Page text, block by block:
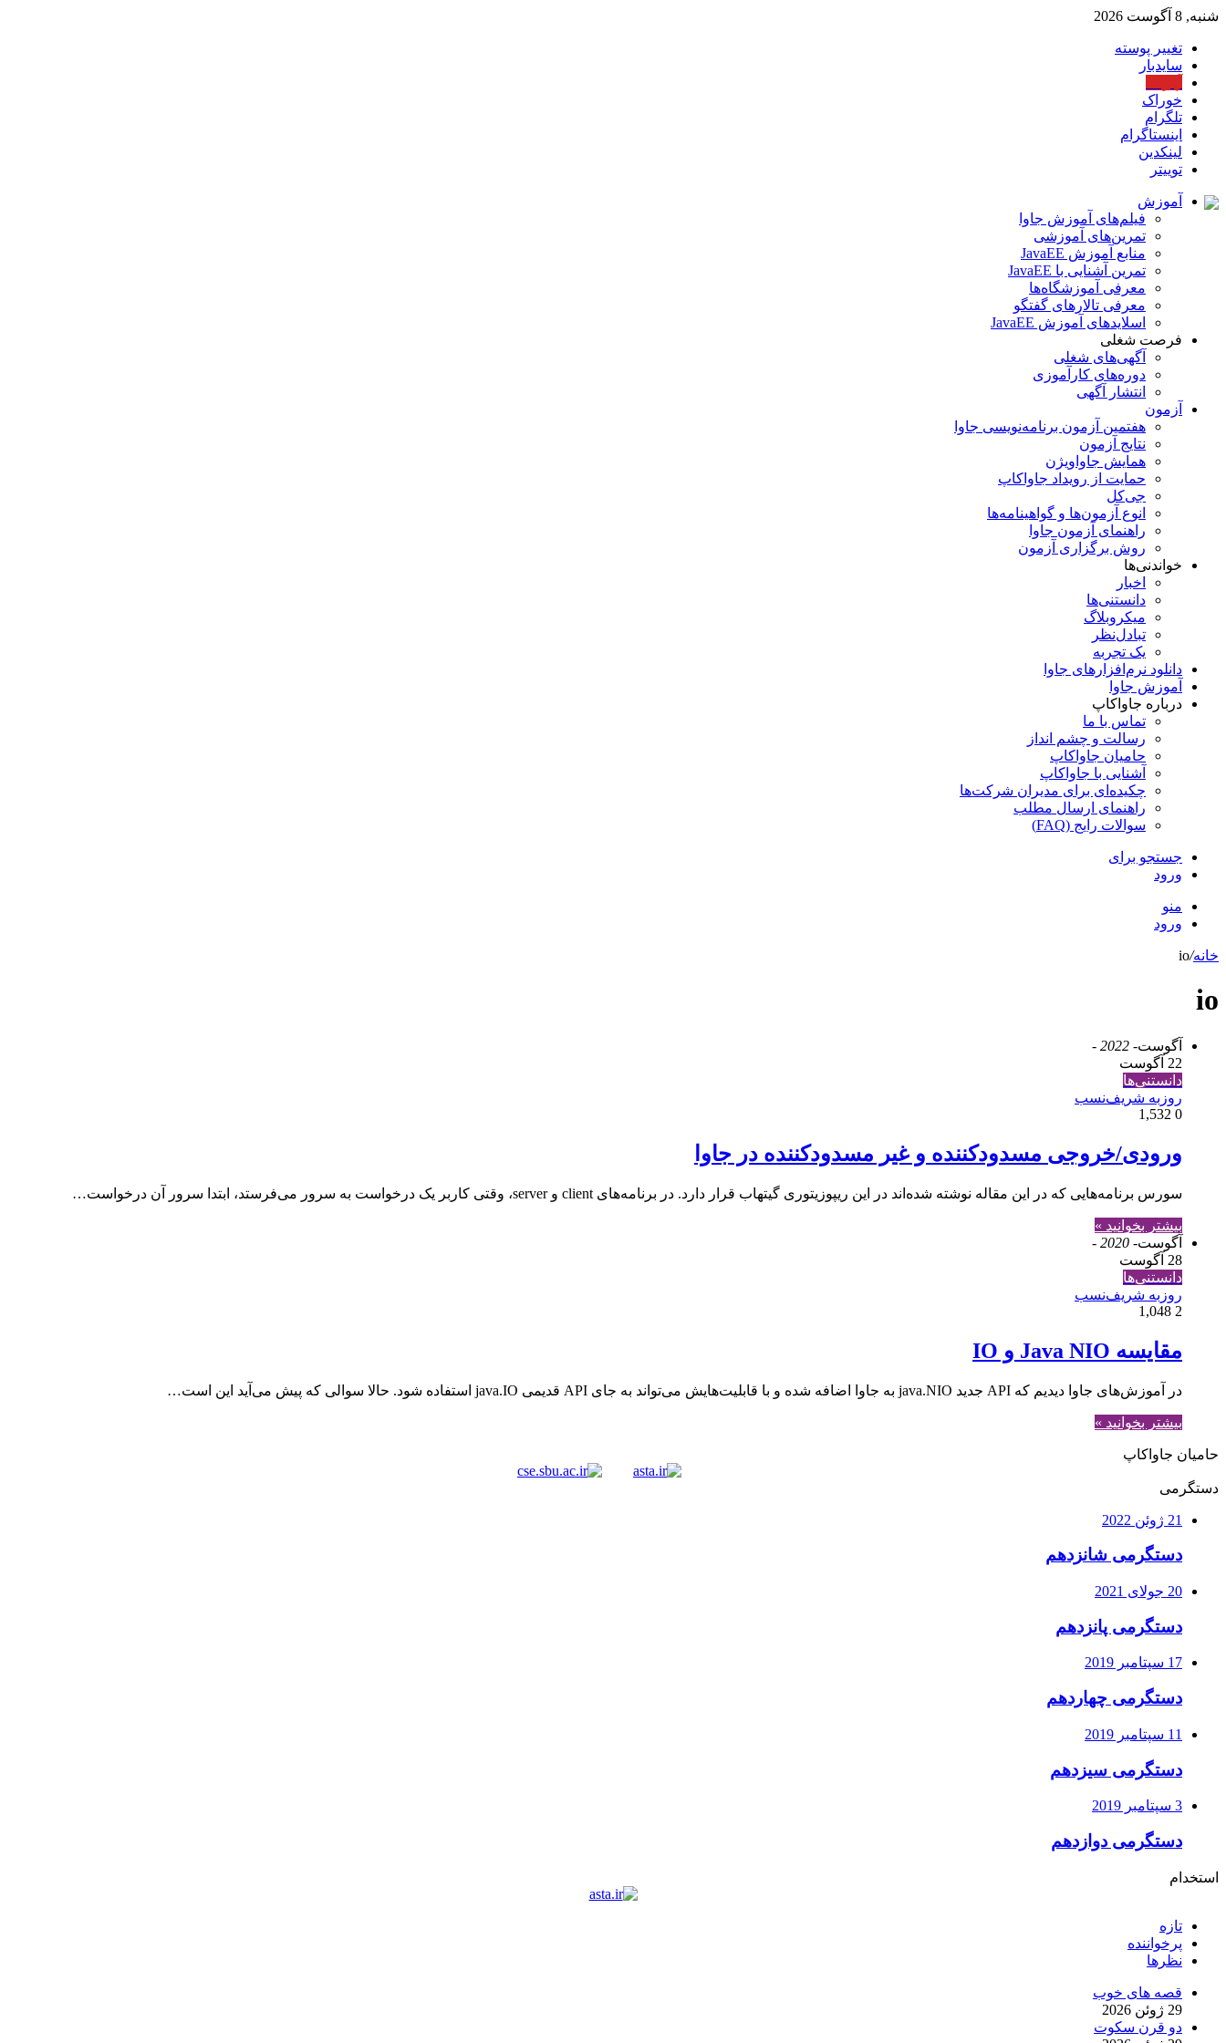
شنبه, 8 آگوست 2026
تغییر پوسته
سایدبار
خوراک
تلگرام
اینستاگرام
لینکدین
توییتر
آموزش
فیلم‌های آموزش جاوا
تمرین‌های آموزشی
منابع آموزش JavaEE
تمرین آشنایی با JavaEE
معرفی آموزشگاه‌ها
معرفی تالارهای گفتگو
اسلایدهای آموزش JavaEE
فرصت شغلی
آگهی‌های شغلی
دوره‌های کارآموزی
انتشار آگهی
آزمون
هفتمین آزمون برنامه‌نویسی جاوا
نتایج آزمون
همایش جاواویژن
حمایت از رویداد جاواکاپ
جی‌کل
انوع آزمون‌ها و گواهینامه‌ها
راهنمای آزمون جاوا
روش برگزاری آزمون
خواندنی‌ها
اخبار
دانستنی‌ها
میکروبلاگ
تبادل‌نظر
یک تجربه
دانلود نرم‌افزارهای جاوا
آموزش جاوا
درباره جاواکاپ
تماس با ما
رسالت و چشم انداز
حامیان جاواکاپ
آشنایی با جاواکاپ
چکیده‌ای برای مدیران شرکت‌ها
راهنمای ارسال مطلب
سوالات رایج (FAQ)
جستجو برای
ورود
منو
ورود
خانه/
io
io
آگوست- 2022 -
22 آگوست
دانستنی‌ها
روزبه شریف‌نسب
0
ورودی/خروجی مسدودکننده و غیر مسدودکننده در جاوا
سورس برنامه‌هایی که در این مقاله نوشته شده‌اند در این ریپوزیتوری گیتهاب قرار دارد. در برنامه‌های client و server، وقتی کاربر یک درخواست به سرور می‌فرستد، ابتدا سرور آن درخواست…
بیشتر بخوانید »
آگوست- 2020 -
28 آگوست
دانستنی‌ها
روزبه شریف‌نسب
2
مقایسه Java NIO و IO
در آموزش‌های جاوا دیدیم که API جدید java.NIO به جاوا اضافه شده و با قابلیت‌هایش می‌تواند به‌ جای API قدیمی java.IO استفاده شود. حالا سوالی که پیش می‌آید این است…
بیشتر بخوانید »
حامیان جاواکاپ
دستگرمی
21 ژوئن 2022
دستگرمی شانزدهم
20 جولای 2021
دستگرمی پانزدهم
17 سپتامبر 2019
دستگرمی چهاردهم
11 سپتامبر 2019
دستگرمی سیزدهم
3 سپتامبر 2019
دستگرمی دوازدهم
استخدام
تازه
پرخواننده
نظرها
قصه های خوب
29 ژوئن 2026
دو قرن سکوت